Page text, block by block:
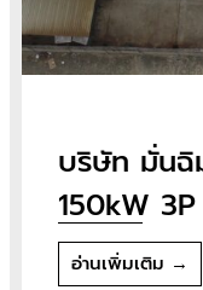
บริษัท มั่นฉิ
150kW
อ่านเพิ่มเติม →